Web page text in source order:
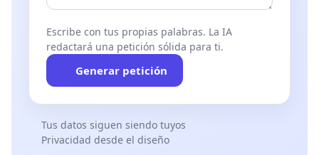
Escribe con tus propias palabras. La IA
redactará una petición sólida para ti.
Generar petición
Tus datos siguen siendo tuyos
Privacidad desde el diseño